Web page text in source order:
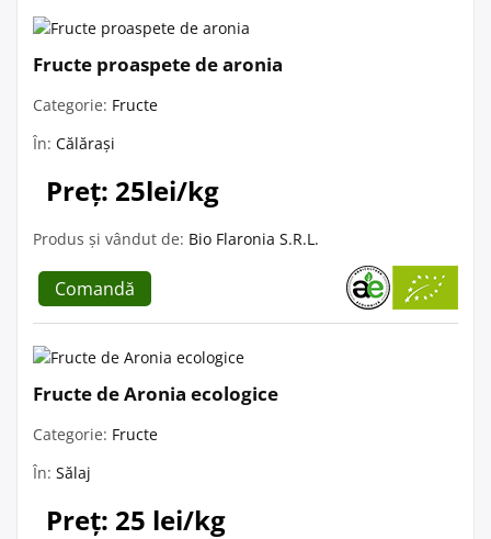
Fructe proaspete de aronia
Categorie: Fructe
În: Călărași
Preț: 25lei/kg
Produs și vândut de: Bio Flaronia S.R.L.
Comandă
Fructe de Aronia ecologice
Categorie: Fructe
În: Sălaj
Preț: 25 lei/kg